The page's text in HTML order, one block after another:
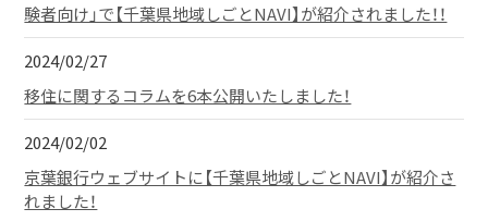
験者向け」で【千葉県地域しごとNAVI】が紹介されました！！
2024/02/27
移住に関するコラムを6本公開いたしました！
2024/02/02
京葉銀行ウェブサイトに【千葉県地域しごとNAVI】が紹介さ
れました！